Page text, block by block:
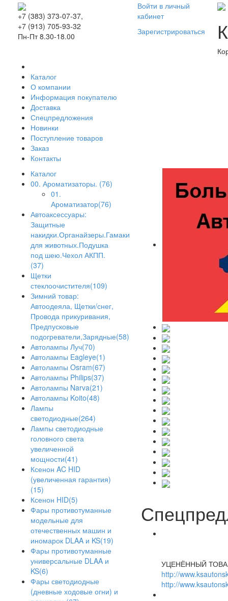
+7 (383) 373-07-37,
+7 (913) 705-93-32
Пн-Пт 8.30-18.00
Войти в личный
кабинет
Зарегистрироваться
Каталог
О компании
Информация покупателю
Доставка
Спецпредложения
Новинки
Поступление товаров
Заказ
Контакты
Каталог
00. Ароматизаторы. (76)
01.
Ароматизатор(76)
Автоаксессуары:
Защитные
накидки.Органайзеры.Гамаки
для животных.Подушка
под шею.Чехол АКПП.
(37)
Щетки
стеклоочистителя(109)
Зимний товар:
Автоодеяла, Щетки/снег,
Провода прикуривания,
Предпусковые
подогреватели,Зарядные(58)
Автолампы Луч(70)
Автолампы Eagleye(1)
Автолампы Osram(67)
Автолампы Philips(37)
Автолампы Narva(21)
Автолампы Koito(48)
Лампы
светодиодные(264)
Лампы светодиодные
головного света
увеличенной
мощности(41)
Ксенон AC HID
(увеличенная гарантия)
(15)
Ксенон HID(5)
Фары противотуманные
модельные для
отечественных машин и
иномарок DLAA и KS(19)
Фары противотуманные
универсальные DLAA и
KS(6)
Фары светодиодные
(дневные ходовые огни) и
УЦЕНЁННЫЙ
http://
http://